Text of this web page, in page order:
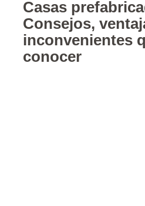
Casas
Consejos,
inconvenientes
conocer